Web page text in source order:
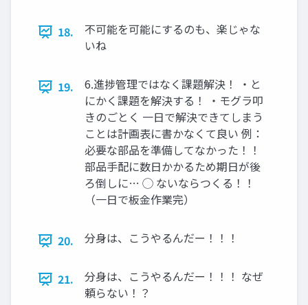
18.
不可能を可能にするのも、楽じゃな
いね
19.
6.進捗管理ではなく課題解決！ ・と
にかく課題を解決する！ ・モグラ叩
きのごとく 一日で解決できてしまう
ことは計画表に書かなくて良い 例：
必要な部品を準備してなかった！！
部品手配に数日かかるため期日が後
ろ倒しに… ◯ ないならつくる！！
（一日で板金作業完）
20. 分身は、こうやるんだー！！！
21.
分身は、こうやるんだー！！！ なぜ
頼らない！？